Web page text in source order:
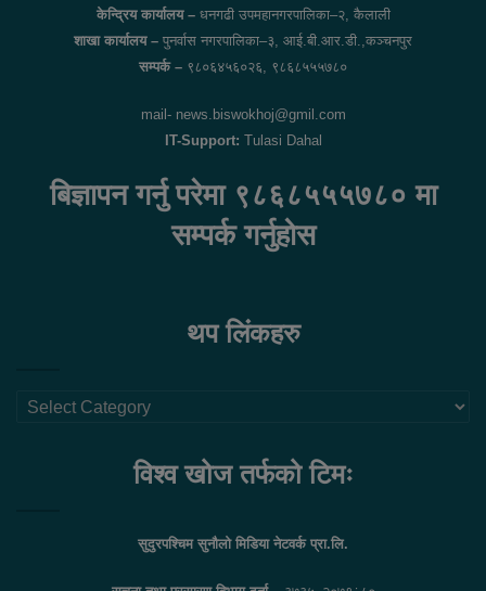
केन्द्रिय कार्यालय –धनगढी उपमहानगरपालिका–२, कैलाली
शाखा कार्यालय – पुनर्वास नगरपालिका–३, आई.बी.आर.डी.,कञ्चनपुर
सम्पर्क – ९८०६४५६०२६, ९८६८५५५७८०
mail- news.biswokhoj@gmil.com
IT-Support: Tulasi Dahal
बिज्ञापन गर्नु परेमा ९८६८५५५७८० मा
सम्पर्क गर्नुहोस
थप लिंकहरु
थप
विश्व खोज तर्फको टिमः
सुदुरपश्चिम सुनौलो मिडिया नेटवर्क प्रा.लि.